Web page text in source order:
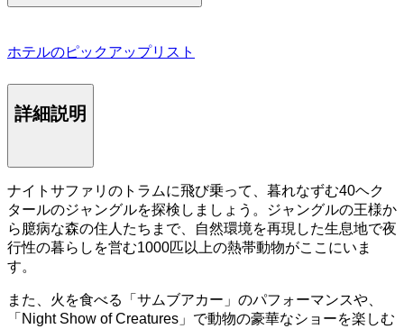
ホテルのピックアップリスト
詳細説明
ナイトサファリのトラムに飛び乗って、暮れなずむ40ヘク
タールのジャングルを探検しましょう。ジャングルの王様か
ら臆病な森の住人たちまで、自然環境を再現した生息地で夜
行性の暮らしを営む1000匹以上の熱帯動物がここにいま
す。
また、火を食べる「サムブアカー」のパフォーマンスや、
「Night Show of Creatures」で動物の豪華なショーを楽しむ